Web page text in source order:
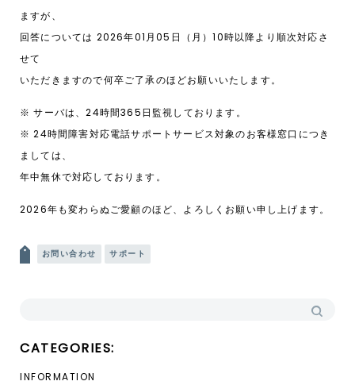
ますが、
回答については 2026年01月05日（月）10時以降より順次対応さ
せて
いただきますので何卒ご了承のほどお願いいたします。
※ サーバは、24時間365日監視しております。
※ 24時間障害対応電話サポートサービス対象のお客様窓口につき
ましては、
年中無休で対応しております。
2026年も変わらぬご愛顧のほど、よろしくお願い申し上げます。
投稿ナビゲーション
お問い合わせ サポート
CATEGORIES:
INFORMATION